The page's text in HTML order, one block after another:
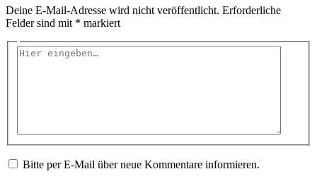
Deine E-Mail-Adresse wird nicht veröffentlicht. Erforderliche
Felder sind mit * markiert
Hier
Bitte per E-Mail über neue Kommentare informieren.